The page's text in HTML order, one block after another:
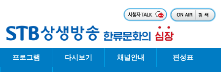
프로그램 다시보기 채널안내 편성표